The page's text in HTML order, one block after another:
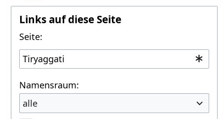
Links auf diese Seite
Seite:
Namensraum:
alle